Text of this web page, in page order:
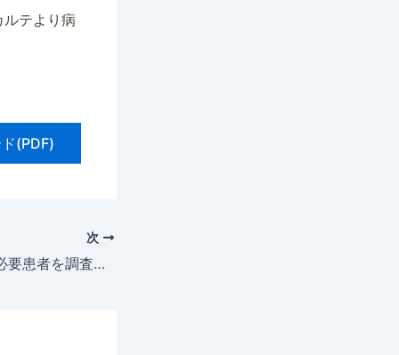
テより病
(PDF)
次
潜在的な栄養相談必要患者を調査する